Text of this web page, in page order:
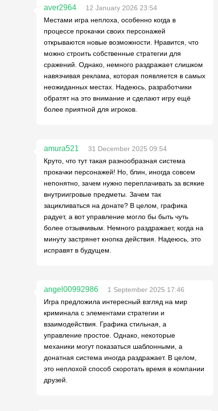
aver2964
12 January 2026 23:54
Местами игра неплоха, особенно когда в
процессе прокачки своих персонажей
открываются новые возможности. Нравится, что
можно строить собственные стратегии для
сражений. Однако, немного раздражает слишком
навязчивая реклама, которая появляется в самых
неожиданных местах. Надеюсь, разработчики
обратят на это внимание и сделают игру ещё
более приятной для игроков.
amura521
31 December 2025 09:54
Круто, что тут такая разнообразная система
прокачки персонажей! Но, блин, иногда совсем
непонятно, зачем нужно переплачивать за всякие
внутриигровые предметы. Зачем так
зацикливаться на донате? В целом, графика
радует, а вот управление могло бы быть чуть
более отзывчивым. Немного раздражает, когда на
минуту застрянет кнопка действия. Надеюсь, это
исправят в будущем.
angel00992986
1 September 2025 17:46
Игра предложила интересный взгляд на мир
криминала с элементами стратегии и
взаимодействия. Графика стильная, а
управление простое. Однако, некоторые
механики могут показаться шаблонными, а
донатная система иногда раздражает. В целом,
это неплохой способ скоротать время в компании
друзей.